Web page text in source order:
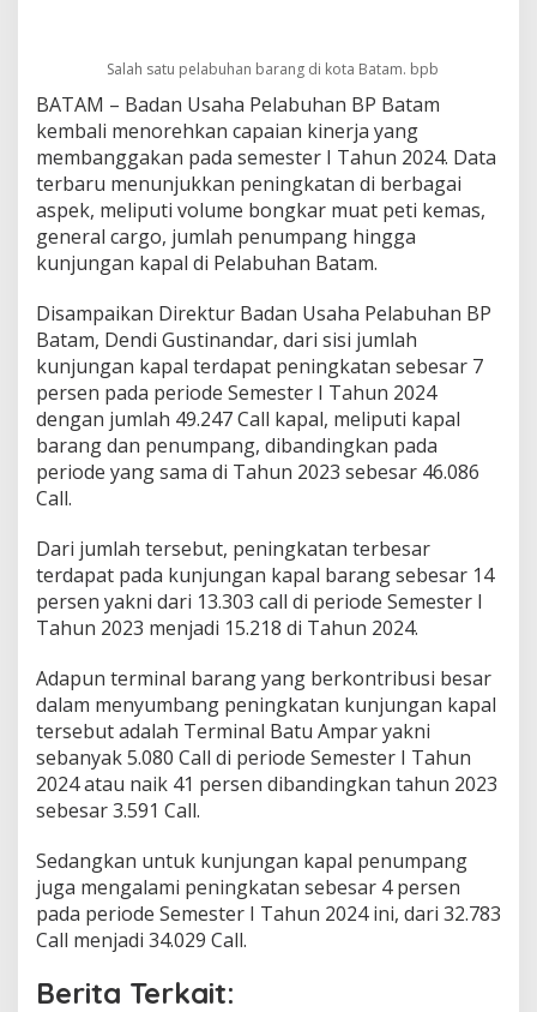
4
J
m
l
a
h
K
u
j
u
n
g
a
n
K
a
N
a
i
k
7
Salah satu pelabuhan barang di kota Batam. bpb
BATAM – Badan Usaha Pelabuhan BP Batam
kembali menorehkan capaian kinerja yang
membanggakan pada semester I Tahun 2024. Data
terbaru menunjukkan peningkatan di berbagai
aspek, meliputi volume bongkar muat peti kemas,
general cargo, jumlah penumpang hingga
kunjungan kapal di Pelabuhan Batam.
Disampaikan Direktur Badan Usaha Pelabuhan BP
Batam, Dendi Gustinandar, dari sisi jumlah
kunjungan kapal terdapat peningkatan sebesar 7
persen pada periode Semester I Tahun 2024
dengan jumlah 49.247 Call kapal, meliputi kapal
barang dan penumpang, dibandingkan pada
periode yang sama di Tahun 2023 sebesar 46.086
Call.
Dari jumlah tersebut, peningkatan terbesar
terdapat pada kunjungan kapal barang sebesar 14
persen yakni dari 13.303 call di periode Semester I
Tahun 2023 menjadi 15.218 di Tahun 2024.
Adapun terminal barang yang berkontribusi besar
dalam menyumbang peningkatan kunjungan kapal
tersebut adalah Terminal Batu Ampar yakni
sebanyak 5.080 Call di periode Semester I Tahun
2024 atau naik 41 persen dibandingkan tahun 2023
sebesar 3.591 Call.
Sedangkan untuk kunjungan kapal penumpang
juga mengalami peningkatan sebesar 4 persen
pada periode Semester I Tahun 2024 ini, dari 32.783
Call menjadi 34.029 Call.
Berita Terkait: